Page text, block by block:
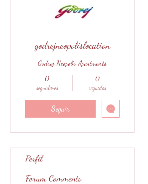
godrejneopolislocation
Godrej Neopolis Apartments
0
seguidores
0
seguidos
Seguir
Perfil
Forum Comments